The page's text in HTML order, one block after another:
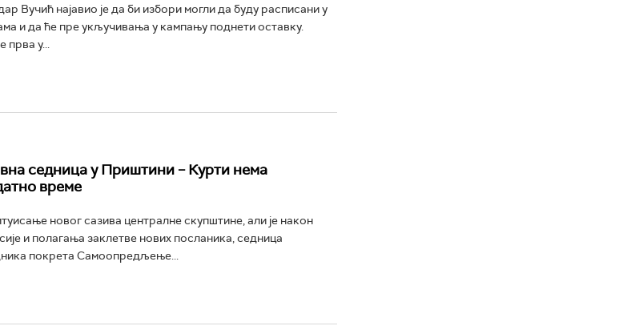
Вучић најавио је да би избори могли да буду расписани у
и да ће пре укључивања у кампању поднети оставку.
у...
седница у Приштини – Курти нема
време
новог сазива централне скупштине, али је након
и полагања заклетве нових посланика, седница
покрета Самоопредљење...